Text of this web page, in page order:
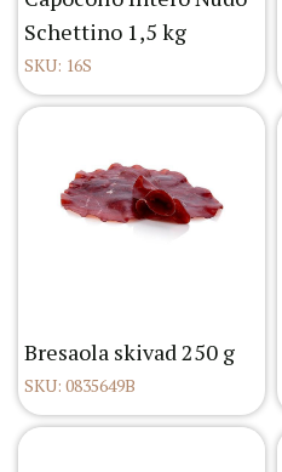
Schettino 1,5 kg
SKU: 16S
Bresaola skivad 250 g
SKU: 0835649B